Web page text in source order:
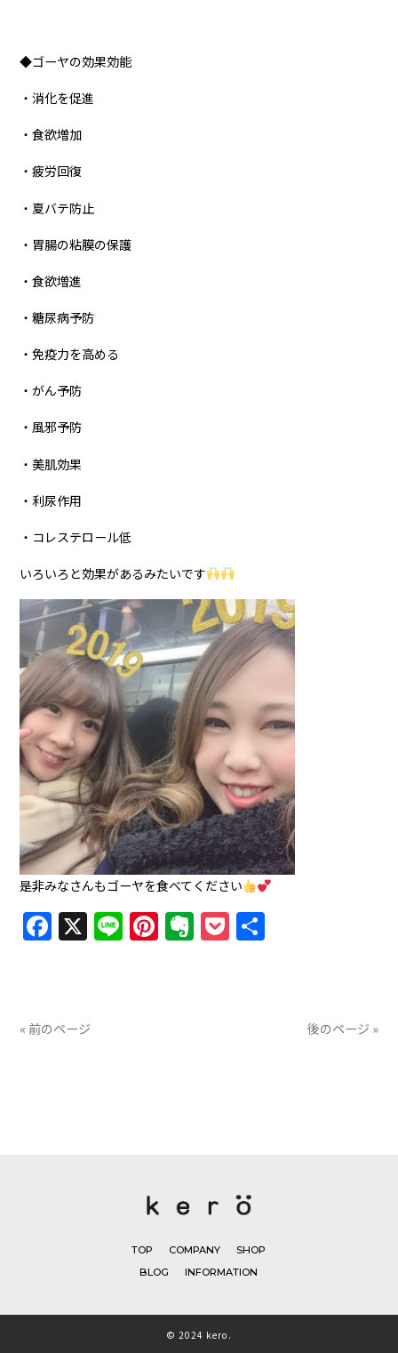
◆ゴーヤの効果効能
・消化を促進
・食欲増加
・疲労回復
・夏バテ防止
・胃腸の粘膜の保護
・食欲増進
・糖尿病予防
・免疫力を高める
・がん予防
・風邪予防
・美肌効果
・利尿作用
・コレステロール低
いろいろと効果があるみたいです
是非みなさんもゴーヤを食べてください
Facebook
X LinePinterest
Evernote
Pocket
« 前のページ 後のページ »
TOP COMPANY
SHOP
BLOG
INFORMATION
© 2024 kero.